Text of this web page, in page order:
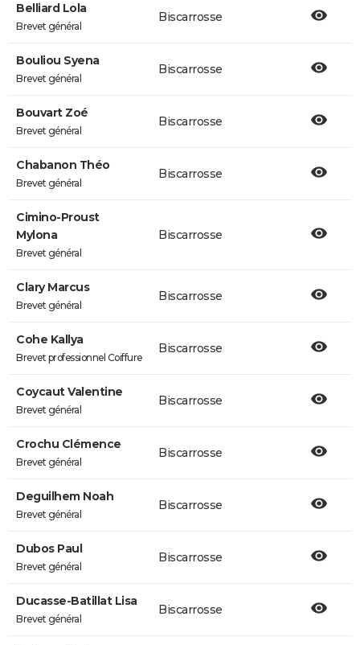
Belliard Lola
Brevet général
Biscarrosse
Bouliou Syena
Brevet général
Biscarrosse
Bouvart Zoé
Brevet général
Biscarrosse
Chabanon Théo
Brevet général
Biscarrosse
Cimino-Proust
Mylona
Brevet général
Biscarrosse
Clary Marcus
Brevet général
Biscarrosse
Cohe Kallya
Brevet professionnel Coiffure
Biscarrosse
Coycaut Valentine
Brevet général
Biscarrosse
Crochu Clémence
Brevet général
Biscarrosse
Deguilhem Noah
Brevet général
Biscarrosse
Dubos Paul
Brevet général
Biscarrosse
Ducasse-Batillat Lisa
Brevet général
Biscarrosse